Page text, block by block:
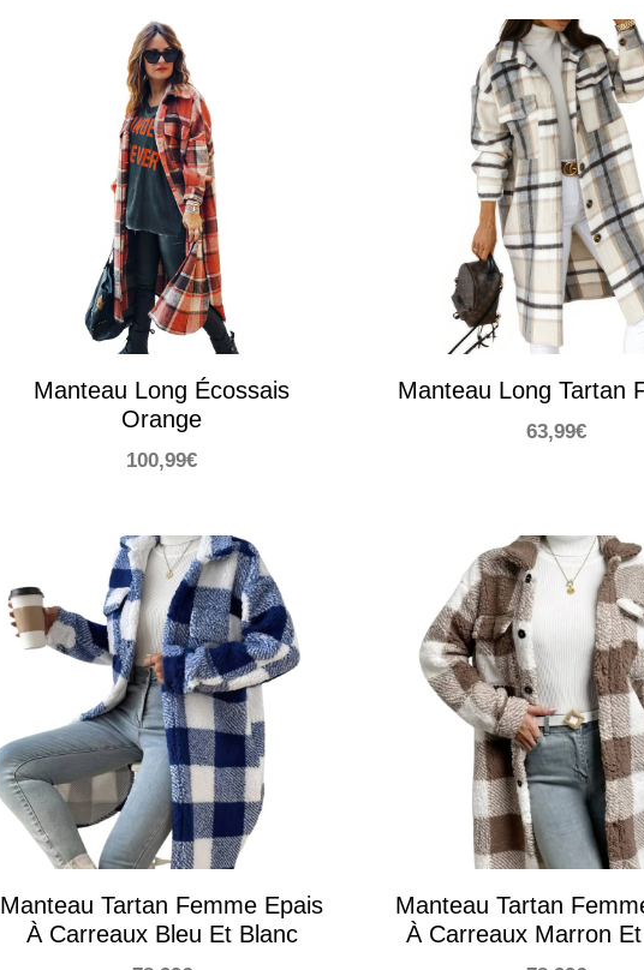
Manteau Long Écossais
Orange
100,99€
Manteau Long Tartan
63,99€
Manteau Tartan Femme Epais
À Carreaux Bleu Et Blanc
Manteau Tartan
À Carreaux Marron